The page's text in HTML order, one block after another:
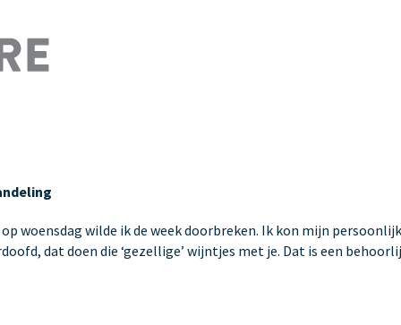
woensdag wilde ik de week doorbreken. Ik kon mijn
dat doen die ‘gezellige’ wijntjes met je. Dat is een